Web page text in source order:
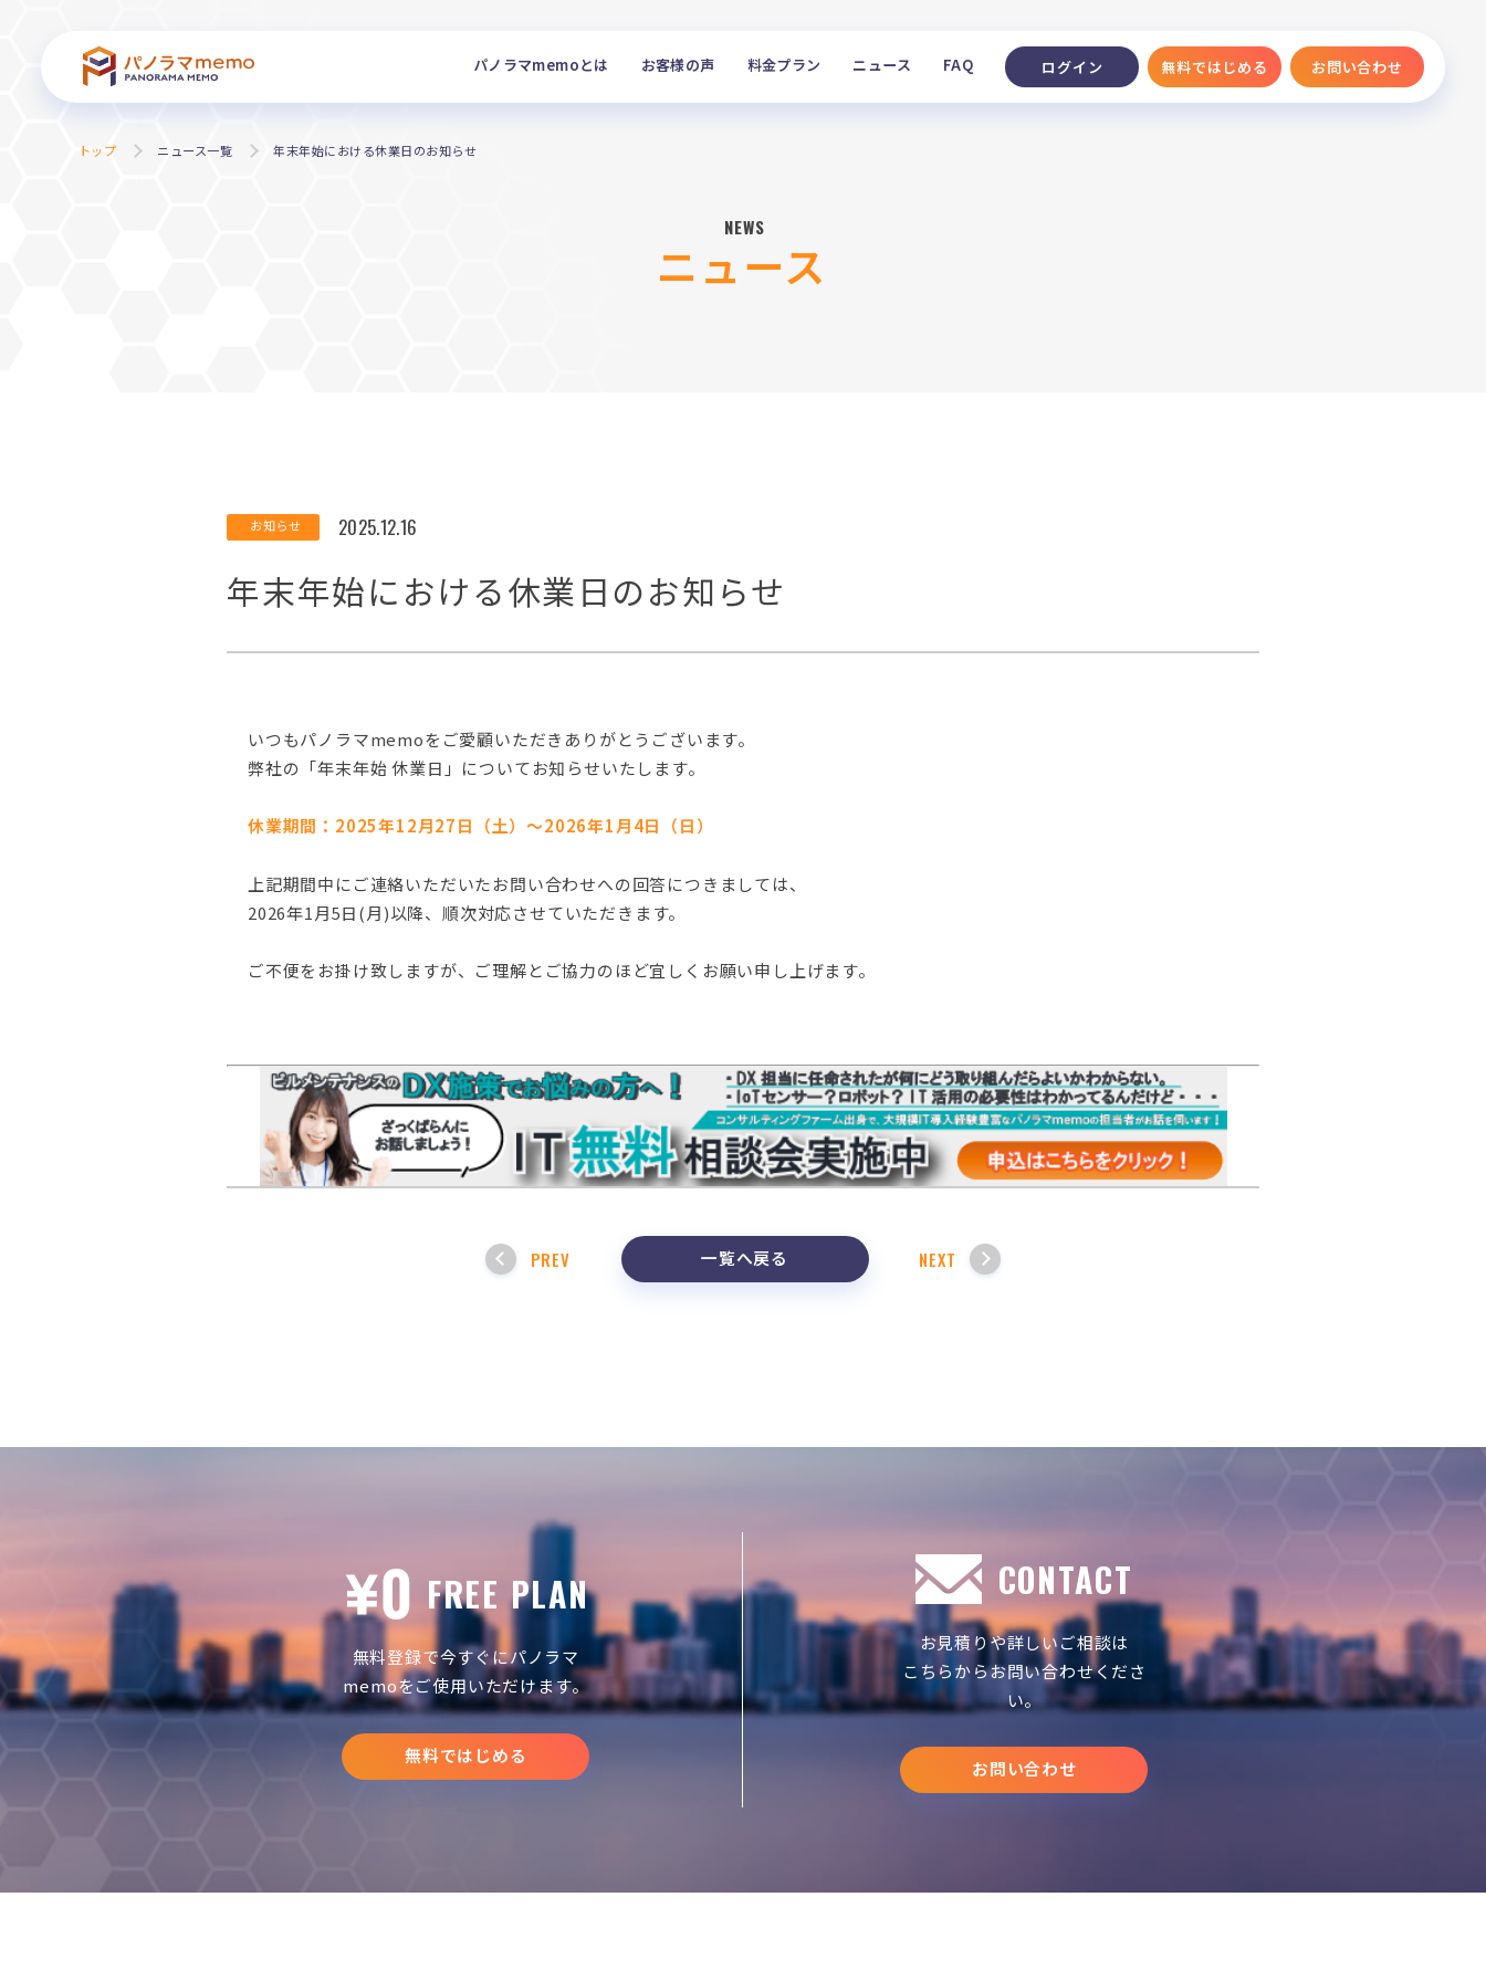
パノラマmemoとは お客様の声 料金プラン ニュース FAQ ログイン 無料ではじめる お問い合わせ
トップ ニュース一覧 年末年始における休業日のお知らせ
NEWS
ニュース
お知らせ 2025.12.16
年末年始における休業日のお知らせ
いつもパノラマmemoをご愛顧いただきありがとうございます。
弊社の「年末年始 休業日」についてお知らせいたします。
休業期間：2025年12月27日（土）～2026年1月4日（日）
上記期間中にご連絡いただいたお問い合わせへの回答につきましては、
2026年1月5日(月)以降、順次対応させていただきます。
ご不便をお掛け致しますが、ご理解とご協力のほど宜しくお願い申し上げます。
PREV 一覧へ戻る NEXT
FREE PLAN
無料登録で今すぐにパノラマ
memoをご使用いただけます。
無料ではじめる
CONTACT
お見積りや詳しいご相談は
こちらからお問い合わせくださ
い。
お問い合わせ